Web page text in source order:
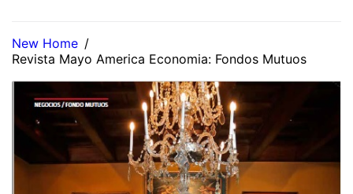
New Home /
Revista Mayo America Economia: Fondos Mutuos